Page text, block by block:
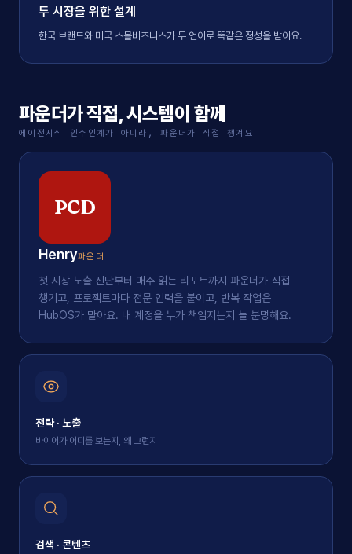
두 시장을 위한 설계
한국 브랜드와 미국 스몰비즈니스가 두 언어로 똑같은 정성을 받아요.
파운더가 직접, 시스템이 함께
에이전시식 인수인계가 아니라, 파운더가 직접 챙겨요
PCD
Henry파운더
첫 시장 노출 진단부터 매주 읽는 리포트까지 파운더가 직접
챙기고, 프로젝트마다 전문 인력을 붙이고, 반복 작업은
HubOS가 맡아요. 내 계정을 누가 책임지는지 늘 분명해요.
전략 · 노출
바이어가 어디를 보는지, 왜 그런지
검색 · 콘텐츠